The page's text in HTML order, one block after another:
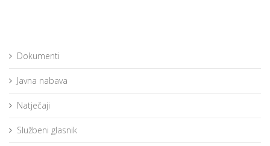
Dokumenti
Javna nabava
Natječaji
Službeni glasnik